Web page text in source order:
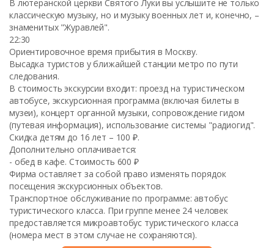
В лютеранской церкви Святого Луки вы услышите не только
классическую музыку, но и музыку военных лет и, конечно, –
знаменитых "Журавлей".
22:30
Ориентировочное время прибытия в Москву.
Высадка туристов у ближайшей станции метро по пути
следования.
В стоимость экскурсии входит: проезд на туристическом
автобусе, экскурсионная программа (включая билеты в
музеи), концерт органной музыки, сопровождение гидом
(путевая информация), использование системы "радиогид".
Скидка детям до 16 лет – 100 ₽.
Дополнительно оплачивается:
- обед в кафе. Стоимость 600 ₽
Фирма оставляет за собой право изменять порядок
посещения экскурсионных объектов.
Транспортное обслуживание по программе: автобус
туристического класса. При группе менее 24 человек
предоставляется микроавтобус туристического класса
(номера мест в этом случае не сохраняются).